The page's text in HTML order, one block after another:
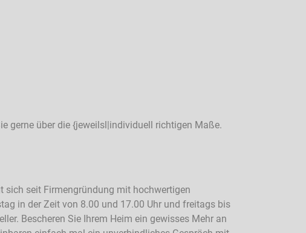
gerne über die {jeweilsl|individuell richtigen Maße.
sich seit Firmengründung mit hochwertigen
in der Zeit von 8.00 und 17.00 Uhr und freitags bis
Bescheren Sie Ihrem Heim ein gewisses Mehr an